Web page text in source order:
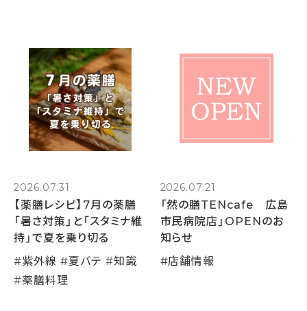
2026.07.31
【薬膳レシピ】7月の薬膳
「暑さ対策」と「スタミナ維
持」で夏を乗り切る
#紫外線 #夏バテ #知識
#薬膳料理
2026.07.21
「然の膳TENcafe 広島
市民病院店」OPENのお
知らせ
#店舗情報